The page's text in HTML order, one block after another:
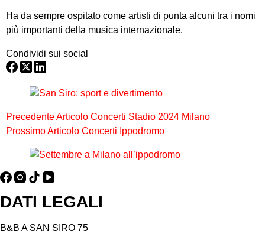
Ha da sempre ospitato come artisti di punta alcuni tra i nomi
più importanti della musica internazionale.
Condividi sui social
PrecedenteArticolo Concerti Stadio 2024 Milano
ProssimoArticolo Concerti Ippodromo
DATI LEGALI
B&B A SAN SIRO 75